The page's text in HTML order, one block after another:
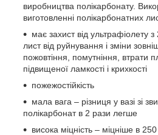
виробництва полікарбонату.
виготовленні полікарбонатних
має захист від ультрафіолету
лист від руйнування і зміни
пожовтіння, помутніння, втрати
підвищеної ламкості і крихкості
пожежостійкість
мала вага – різниця у вазі зі
полікарбонат в 2 рази легше
висока міцність – міцніше в 250